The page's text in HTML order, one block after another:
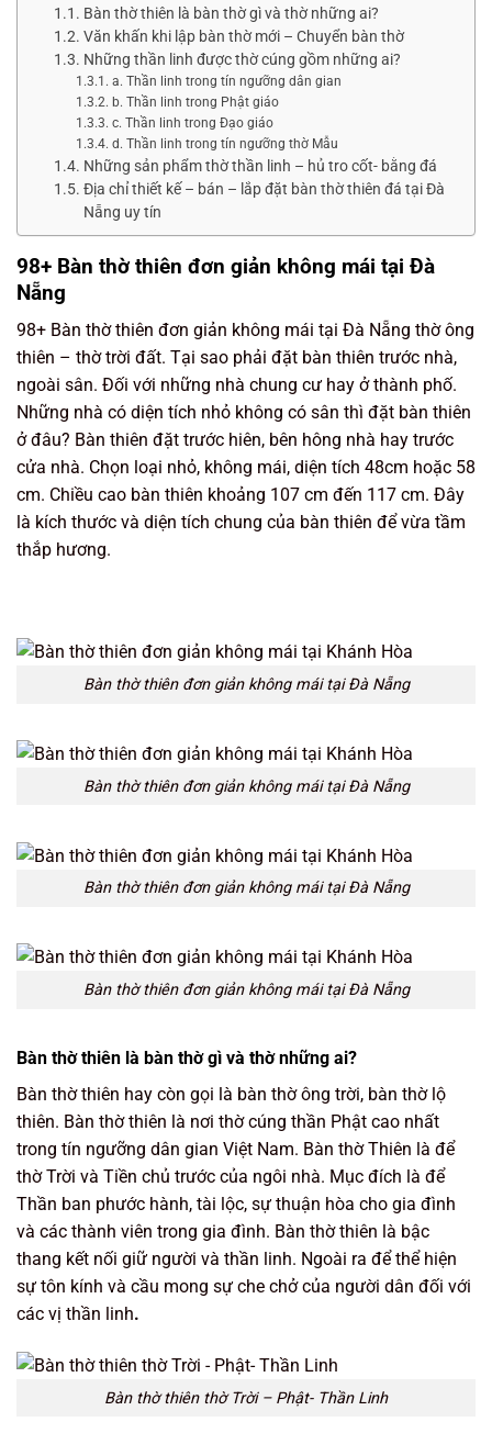
Bàn thờ thiên là bàn thờ gì và thờ những ai?
Văn khấn khi lập bàn thờ mới – Chuyển bàn thờ
Những thần linh được thờ cúng gồm những ai?
a. Thần linh trong tín ngưỡng dân gian
b. Thần linh trong Phật giáo
c. Thần linh trong Đạo giáo
d. Thần linh trong tín ngưỡng thờ Mẫu
Những sản phẩm thờ thần linh – hủ tro cốt- bằng đá
Địa chỉ thiết kế – bán – lắp đặt bàn thờ thiên đá tại Đà
Nẵng uy tín
98+ Bàn thờ thiên đơn giản không mái tại Đà
Nẵng
98+ Bàn thờ thiên đơn giản không mái tại Đà Nẵng thờ ông
thiên – thờ trời đất. Tại sao phải đặt bàn thiên trước nhà,
ngoài sân. Đối với những nhà chung cư hay ở thành phố.
Những nhà có diện tích nhỏ không có sân thì đặt bàn thiên
ở đâu? Bàn thiên đặt trước hiên, bên hông nhà hay trước
cửa nhà. Chọn loại nhỏ, không mái, diện tích 48cm hoặc 58
cm. Chiều cao bàn thiên khoảng 107 cm đến 117 cm. Đây
là kích thước và diện tích chung của bàn thiên để vừa tầm
thắp hương.
Bàn thờ thiên đơn giản không mái tại Đà Nẵng
Bàn thờ thiên đơn giản không mái tại Đà Nẵng
Bàn thờ thiên đơn giản không mái tại Đà Nẵng
Bàn thờ thiên đơn giản không mái tại Đà Nẵng
Bàn thờ thiên là bàn thờ gì và thờ những ai?
Bàn thờ thiên hay còn gọi là bàn thờ ông trời, bàn thờ lộ
thiên. Bàn thờ thiên là nơi thờ cúng thần Phật cao nhất
trong tín ngưỡng dân gian Việt Nam. Bàn thờ Thiên là để
thờ Trời và Tiền chủ trước của ngôi nhà. Mục đích là để
Thần ban phước hành, tài lộc, sự thuận hòa cho gia đình
và các thành viên trong gia đình. Bàn thờ thiên là bậc
thang kết nối giữ người và thần linh. Ngoài ra để thể hiện
sự tôn kính và cầu mong sự che chở của người dân đối với
các vị thần linh.
Bàn thờ thiên thờ Trời – Phật- Thần Linh